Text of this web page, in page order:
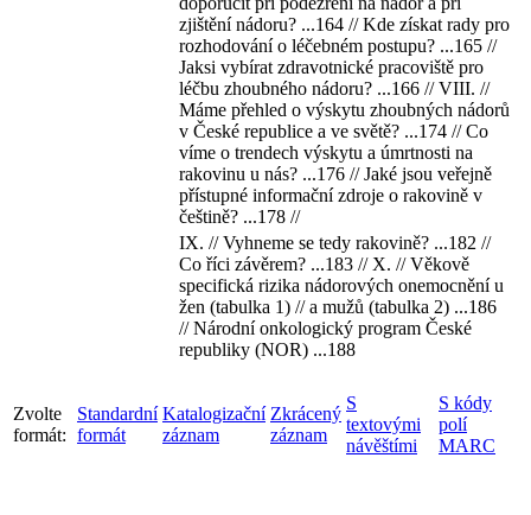
zjištění nádoru? ...164 // Kde získat rady pro
rozhodování o léčebném postupu? ...165 //
Jaksi vybírat zdravotnické pracoviště pro
léčbu zhoubného nádoru? ...166 // VIII. //
Máme přehled o výskytu zhoubných nádorů
v České republice a ve světě? ...174 // Co
víme o trendech výskytu a úmrtnosti na
rakovinu u nás? ...176 // Jaké jsou veřejně
přístupné informační zdroje o rakovině v
češtině? ...178 //
IX. // Vyhneme se tedy rakovině? ...182 //
Co říci závěrem? ...183 // X. // Věkově
specifická rizika nádorových onemocnění u
žen (tabulka 1) // a mužů (tabulka 2) ...186
// Národní onkologický program České
republiky (NOR) ...188
Zvolte
formát:
Standardní
formát
Katalogizační
záznam
Zkrácený
záznam
S
textovými
návěštími
S kódy
polí
MARC